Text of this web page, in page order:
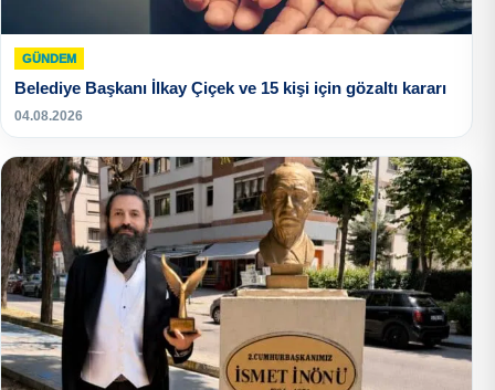
GÜNDEM
Belediye Başkanı İlkay Çiçek ve 15 kişi için gözaltı kararı
04.08.2026